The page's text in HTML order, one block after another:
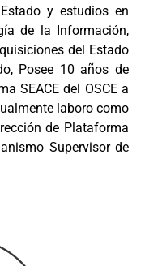
y estudios en
de la Información,
del Estado
Posee 10 años de
SEACE del OSCE a
laboro como
de Plataforma
Supervisor de